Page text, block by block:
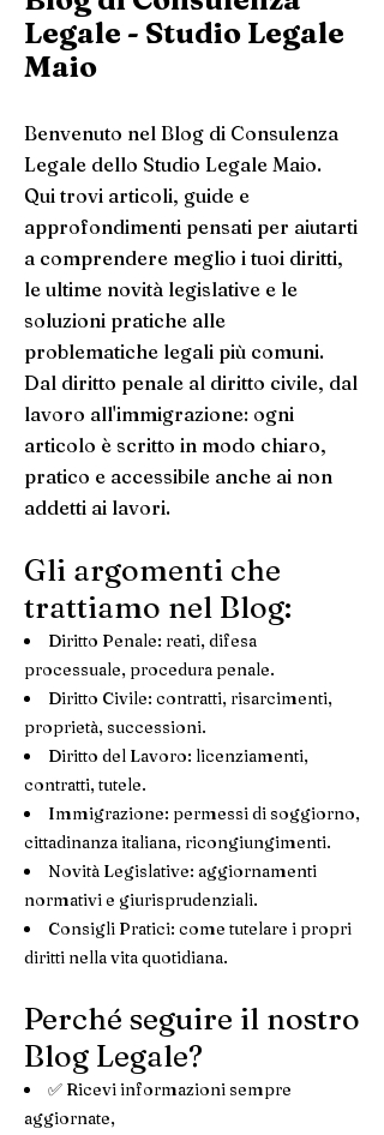
Legale - Studio Legale
Maio
Benvenuto nel Blog di Consulenza
Legale dello Studio Legale Maio.
Qui trovi articoli, guide e
approfondimenti pensati per aiutarti
a comprendere meglio i tuoi diritti,
le ultime novità legislative e le
soluzioni pratiche alle
problematiche legali più comuni.
Dal diritto penale al diritto civile, dal
lavoro all'immigrazione: ogni
articolo è scritto in modo chiaro,
pratico e accessibile anche ai non
addetti ai lavori.
Gli argomenti che
trattiamo nel Blog:
Diritto Penale: reati, difesa
processuale, procedura penale.
Diritto Civile: contratti, risarcimenti,
proprietà, successioni.
Diritto del Lavoro: licenziamenti,
contratti, tutele.
Immigrazione: permessi di soggiorno,
cittadinanza italiana, ricongiungimenti.
Novità Legislative: aggiornamenti
normativi e giurisprudenziali.
Consigli Pratici: come tutelare i propri
diritti nella vita quotidiana.
Perché seguire il nostro
Blog Legale?
✅ Ricevi informazioni sempre
aggiornate,